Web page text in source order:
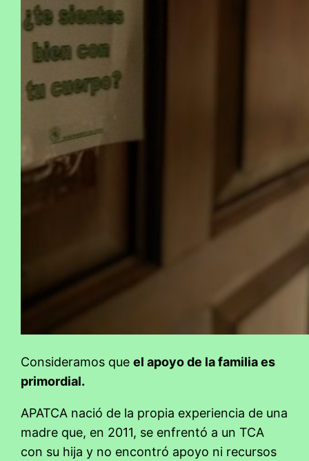
Consideramos queel apoyo de la familia es
primordial.
APATCA nació de la propia experiencia de una
madre que, en 2011, se enfrentó a un TCA
con su hija y no encontró apoyo ni recursos